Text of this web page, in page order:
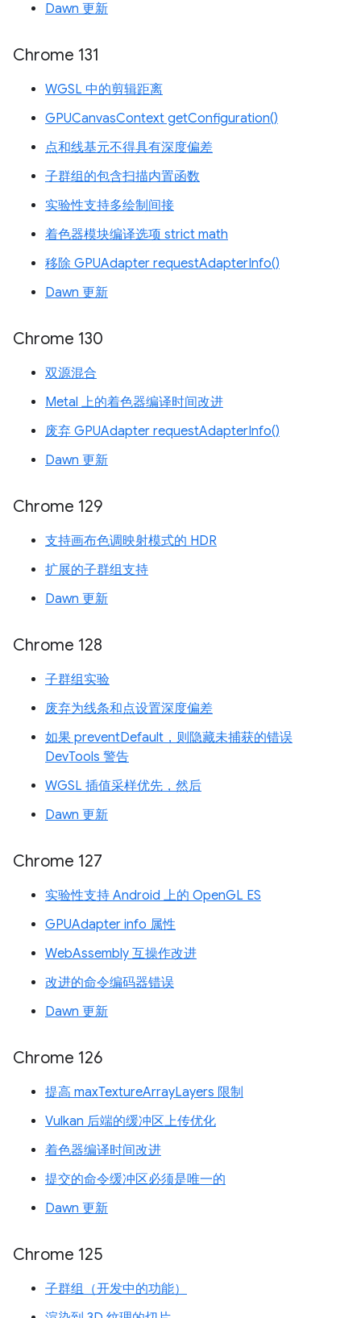
Dawn 更新
Chrome 131
WGSL 中的剪辑距离
GPUCanvasContext getConfiguration()
点和线基元不得具有深度偏差
子群组的包含扫描内置函数
实验性支持多绘制间接
着色器模块编译选项 strict math
移除 GPUAdapter requestAdapterInfo()
Dawn 更新
Chrome 130
双源混合
Metal 上的着色器编译时间改进
废弃 GPUAdapter requestAdapterInfo()
Dawn 更新
Chrome 129
支持画布色调映射模式的 HDR
扩展的子群组支持
Dawn 更新
Chrome 128
子群组实验
废弃为线条和点设置深度偏差
如果 preventDefault，则隐藏未捕获的错误
DevTools 警告
WGSL 插值采样优先，然后
Dawn 更新
Chrome 127
实验性支持 Android 上的 OpenGL ES
GPUAdapter info 属性
WebAssembly 互操作改进
改进的命令编码器错误
Dawn 更新
Chrome 126
提高 maxTextureArrayLayers 限制
Vulkan 后端的缓冲区上传优化
着色器编译时间改进
提交的命令缓冲区必须是唯一的
Dawn 更新
Chrome 125
子群组（开发中的功能）